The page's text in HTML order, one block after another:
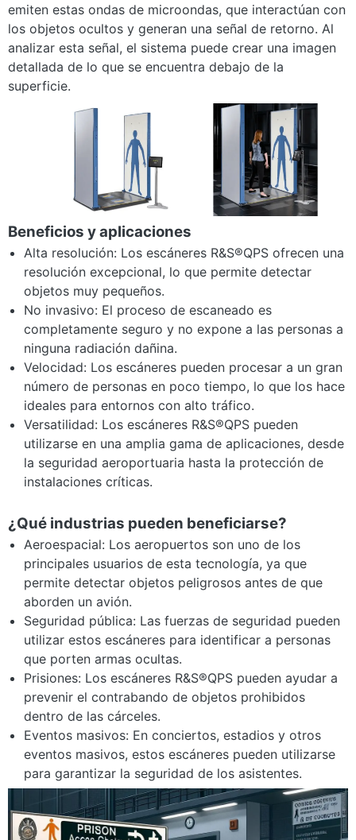
emiten estas ondas de microondas, que interactúan con
los objetos ocultos y generan una señal de retorno. Al
analizar esta señal, el sistema puede crear una imagen
detallada de lo que se encuentra debajo de la
superficie.
Beneficios y aplicaciones
Alta resolución: Los escáneres R&S®QPS ofrecen una
resolución excepcional, lo que permite detectar
objetos muy pequeños.
No invasivo: El proceso de escaneado es
completamente seguro y no expone a las personas a
ninguna radiación dañina.
Velocidad: Los escáneres pueden procesar a un gran
número de personas en poco tiempo, lo que los hace
ideales para entornos con alto tráfico.
Versatilidad: Los escáneres R&S®QPS pueden
utilizarse en una amplia gama de aplicaciones, desde
la seguridad aeroportuaria hasta la protección de
instalaciones críticas.
¿Qué industrias pueden beneficiarse?
Aeroespacial: Los aeropuertos son uno de los
principales usuarios de esta tecnología, ya que
permite detectar objetos peligrosos antes de que
aborden un avión.
Seguridad pública: Las fuerzas de seguridad pueden
utilizar estos escáneres para identificar a personas
que porten armas ocultas.
Prisiones: Los escáneres R&S®QPS pueden ayudar a
prevenir el contrabando de objetos prohibidos
dentro de las cárceles.
Eventos masivos: En conciertos, estadios y otros
eventos masivos, estos escáneres pueden utilizarse
para garantizar la seguridad de los asistentes.